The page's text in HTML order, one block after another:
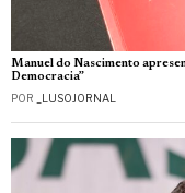
Manuel do Nascimento
Democracia”
POR _LUSOJORNAL